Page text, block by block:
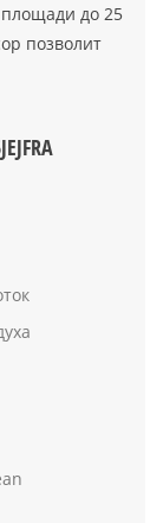
до 25
позволит